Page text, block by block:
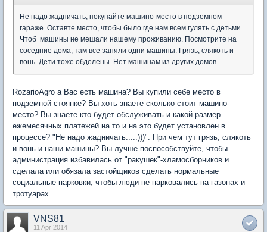
Не надо жадничать, покупайте машино-место в подземном
гараже. Оставте место, чтобы было где нам всем гулять с детьми.
Чтоб машины не мешали нашему проживанию. Посмотрите на
соседние дома, там все заняли одни машины. Грязь, слякоть и
вонь. Дети тоже обделены. Нет машинам из других домов.
RozarioAgro а Вас есть машина? Вы купили себе место в
подземной стоянке? Вы хоть знаете сколько стоит машино-
место? Вы знаете кто будет обслуживать и какой размер
ежемесячных платежей на то и на это будет установлен в
процессе? "Не надо жадничать.....)))". При чем тут грязь, слякоть
и вонь и наши машины? Вы лучше поспособствуйте, чтобы
администрация избавилась от "ракушек"-хламосборников и
сделала или обязала застойщиков сделать нормальные
социальные парковки, чтобы люди не парковались на газонах и
тротуарах.
VNS81
11 Apr 2014